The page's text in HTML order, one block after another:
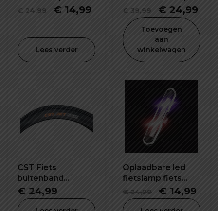
€24,99
Oorspronkelijke
was:
€ 24,99.
€ 14,99 Huidige
is:
€ 14,99.
Lees verder
waterdicht en
schokbestendig
€39,99
was:
€ 39,99.
€ 24,99
is:
€
Toevoegen
aan
winkelwagen
CST Fiets
buitenband
26x1.95 inch C1820
€ 24,99
Oplaadbare led
fietslamp fiets
waarschuwing
veiligheid lamp
€24,99
prijs
€ 14,99
prijs